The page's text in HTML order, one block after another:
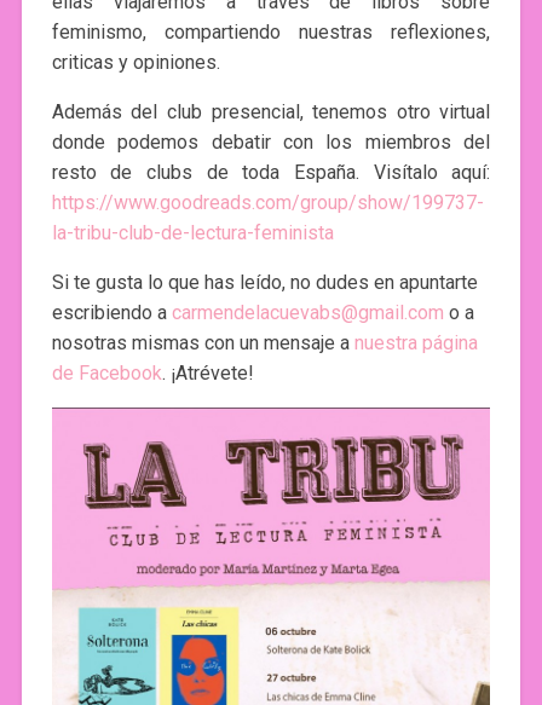
feminismo, compartiendo nuestras reflexiones,
criticas y opiniones.
Además del club presencial, tenemos otro virtual
donde podemos debatir con los miembros del
resto de clubs de toda España. Visítalo aquí:
https://www.goodreads.com/group/show/199737-
la-tribu-club-de-lectura-feminista
Si te gusta lo que has leído, no dudes en apuntarte
escribiendo a carmendelacuevabs@gmail.com o a
nosotras mismas con un mensaje a nuestra página
de Facebook. ¡Atrévete!